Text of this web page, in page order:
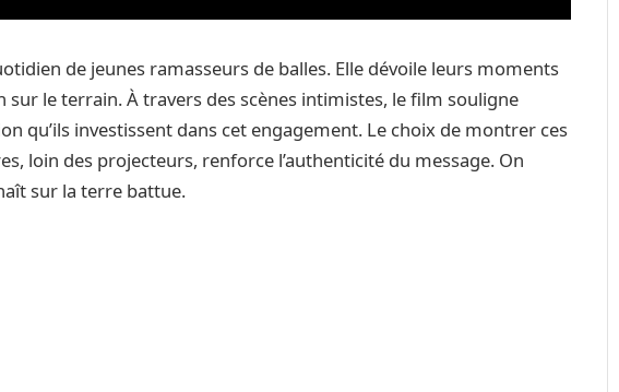
de jeunes ramasseurs de balles. Elle dévoile leurs moments
sur le terrain. À travers des scènes intimistes, le film souligne
qu’ils investissent dans cet engagement. Le choix de montrer ces
loin des projecteurs, renforce l’authenticité du message. On
sur la terre battue.